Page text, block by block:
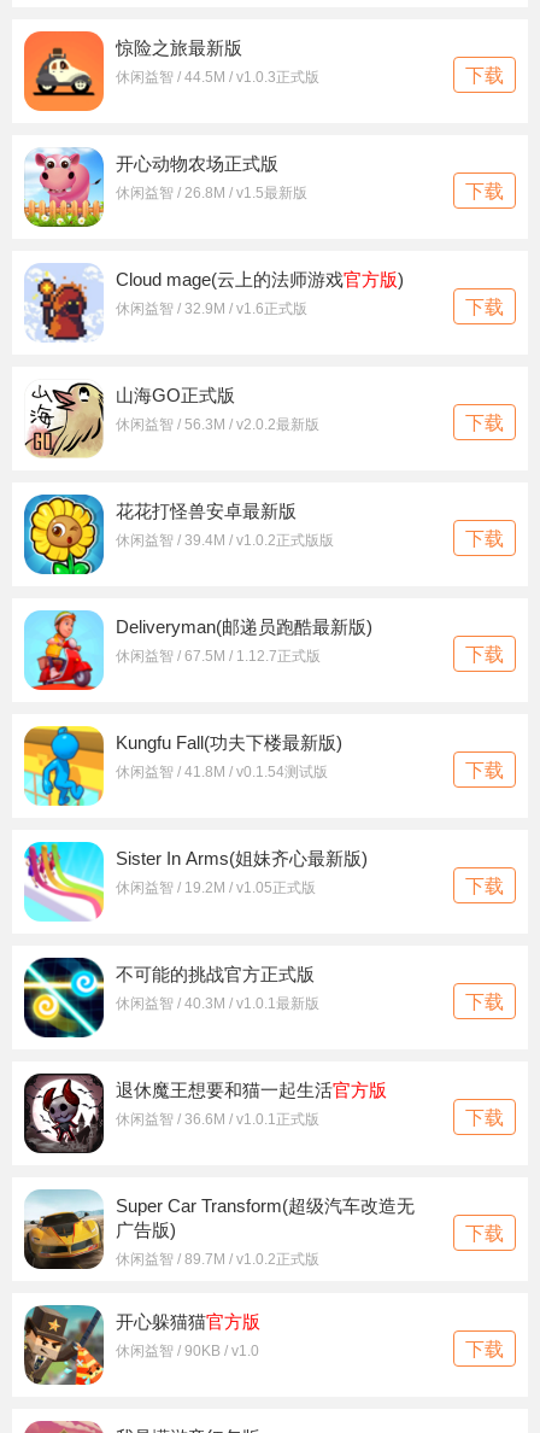
惊险之旅最新版
休闲益智 / 44.5M / v1.0.3正式版 下载
开心动物农场正式版
休闲益智 / 26.8M / v1.5最新版 下载
Cloud mage(云上的法师游戏官方版)
休闲益智 / 32.9M / v1.6正式版 下载
山海GO正式版
休闲益智 / 56.3M / v2.0.2最新版 下载
花花打怪兽安卓最新版
休闲益智 / 39.4M / v1.0.2正式版版 下载
Deliveryman(邮递员跑酷最新版)
休闲益智 / 67.5M / 1.12.7正式版 下载
Kungfu Fall(功夫下楼最新版)
休闲益智 / 41.8M / v0.1.54测试版 下载
Sister In Arms(姐妹齐心最新版)
休闲益智 / 19.2M / v1.05正式版 下载
不可能的挑战官方正式版
休闲益智 / 40.3M / v1.0.1最新版 下载
退休魔王想要和猫一起生活官方版
休闲益智 / 36.6M / v1.0.1正式版 下载
Super Car Transform(超级汽车改造无
广告版)
休闲益智 / 89.7M / v1.0.2正式版
下载
开心躲猫猫官方版
休闲益智 / 90KB / v1.0 下载